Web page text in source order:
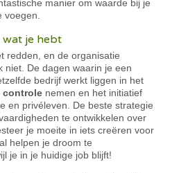
manier om waarde bij je
voegen.
wat je hebt
redden, en de organisatie
niet. De dagen waarin je een
bedrijf werkt liggen in het
controle nemen en het initiatief
en privéleven. De beste strategie
te ontwikkelen over
je moeite in iets creëren voor
helpen je droom te
je in je huidige job blijft!